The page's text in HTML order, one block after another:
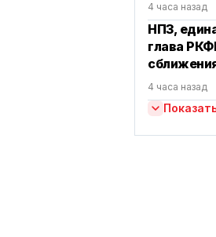
4 часа назад
НПЗ,
глава
4 часа назад